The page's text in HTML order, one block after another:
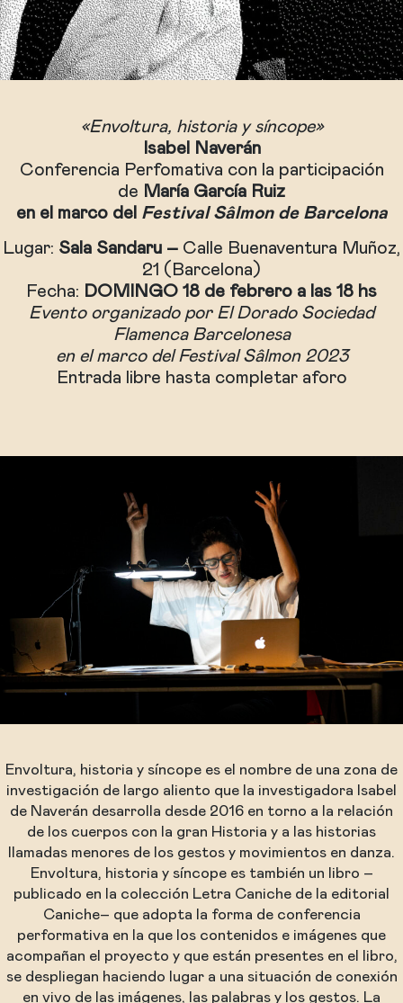
«Envoltura, historia y síncope»
Isabel Naverán
Conferencia Perfomativa con la participación
de María García Ruiz
en el marco del Festival Sâlmon de Barcelona
Lugar: Sala Sandaru – Calle Buenaventura Muñoz,
21 (Barcelona)
Fecha: DOMINGO 18 de febrero a las 18 hs
Evento organizado por El Dorado Sociedad
Flamenca Barcelonesa
en el marco del Festival Sâlmon 2023
Entrada libre hasta completar aforo
Envoltura, historia y síncope es el nombre de una zona de
investigación de largo aliento que la investigadora Isabel
de Naverán desarrolla desde 2016 en torno a la relación
de los cuerpos con la gran Historia y a las historias
llamadas menores de los gestos y movimientos en danza.
Envoltura, historia y síncope es también un libro –
publicado en la colección Letra Caniche de la editorial
Caniche– que adopta la forma de conferencia
performativa en la que los contenidos e imágenes que
acompañan el proyecto y que están presentes en el libro,
se despliegan haciendo lugar a una situación de conexión
en vivo de las imágenes, las palabras y los gestos. La